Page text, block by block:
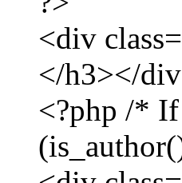
<div
</h3></
<?php /*